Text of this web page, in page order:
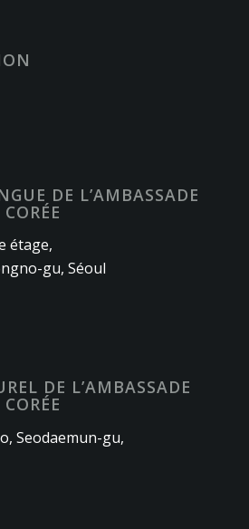
DE L’AMBASSADE
étage,
gu, Séoul
DE L’AMBASSADE
Seodaemun-gu,